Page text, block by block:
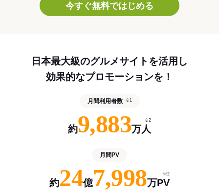
今すぐ無料ではじめる
日本最大級のグルメサイトを活用し
効果的なプロモーションを！
月間利用者数 ※1
約9,883万人
※2
月間PV
約24億7,998万PV
※2